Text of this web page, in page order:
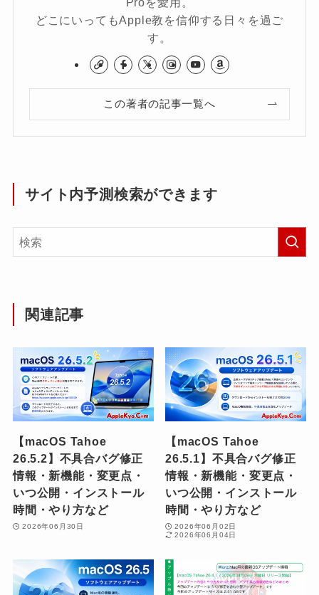
どこにいってもApple教を信仰する日々を過ご
す。
この著者の記事一覧へ
サイト内予測検索ができます
関連記事
【macOS Tahoe
26.5.2】不具合バグ修正
情報・新機能・変更点・
いつ公開・インストール
時間・やり方など
2026年06月30日
【macOS Tahoe
26.5.1】不具合バグ修正
情報・新機能・変更点・
いつ公開・インストール
時間・やり方など
2026年06月02日
2026年06月04日